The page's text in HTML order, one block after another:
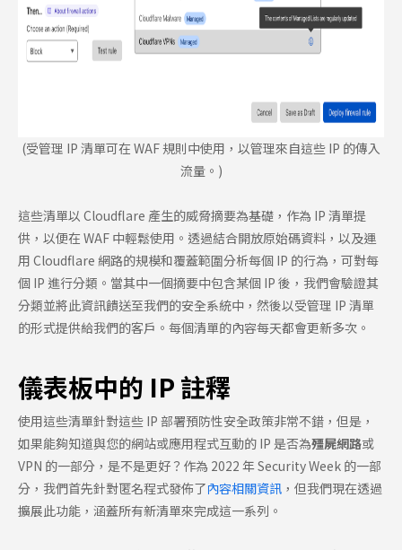
(受管理 IP 清單可在 WAF 規則中使用，以管理來自這些 IP 的傳入
流量。)
這些清單以 Cloudflare 產生的威脅摘要為基礎，作為 IP 清單提
供，以便在 WAF 中輕鬆使用。透過結合開放原始碼資料，以及運
用 Cloudflare 網路的規模和覆蓋範圍分析每個 IP 的行為，可對每
個 IP 進行分類。當其中一個摘要中包含某個 IP 後，我們會驗證其
分類並將此資訊饋送至我們的安全系統中，然後以受管理 IP 清單
的形式提供給我們的客戶。每個清單的內容每天都會更新多次。
儀表板中的 IP 註釋
使用這些清單針對這些 IP 部署預防性安全政策非常不錯，但是，
如果能夠知道與您的網站或應用程式互動的 IP 是否為殭屍網路或
VPN 的一部分，是不是更好？作為 2022 年 Security Week 的一部
分，我們首先針對匿名程式發佈了內容相關資訊 ，但我們現在透過
擴展此功能，涵蓋所有新清單來完成這一系列。